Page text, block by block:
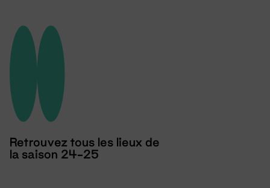
Retrouvez tous les lieux de
la saison 24-25